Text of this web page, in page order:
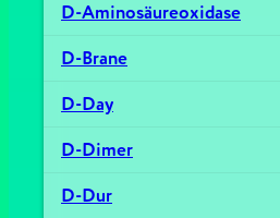
D-Aminosäureoxidase
D-Brane
D-Day
D-Dimer
D-Dur